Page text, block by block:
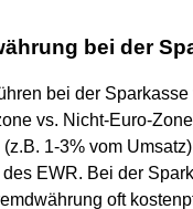
bei der
bei der
vs. Nicht-Euro-
1-3% vom
EWR. Bei der
oft